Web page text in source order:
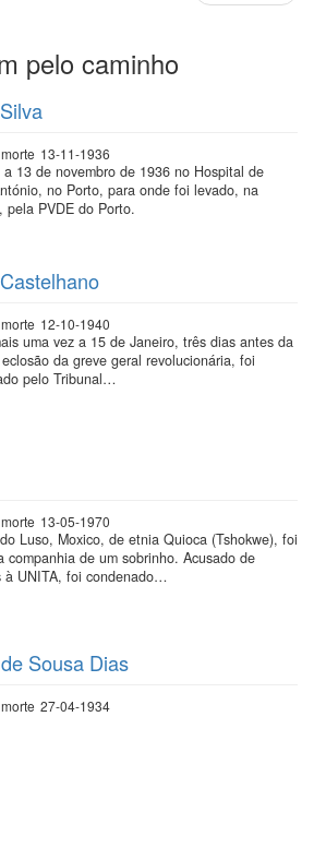
página
pelo caminho
13-11-1936
a 13 de novembro de 1936 no Hospital de
no Porto, para onde foi levado, na
pela PVDE do Porto.
12-10-1940
uma vez a 15 de Janeiro, três dias antes da
da greve geral revolucionária, foi
pelo Tribunal…
13-05-1970
Luso, Moxico, de etnia Quioca (Tshokwe), foi
companhia de um sobrinho. Acusado de
à UNITA, foi condenado…
Sousa Dias
27-04-1934